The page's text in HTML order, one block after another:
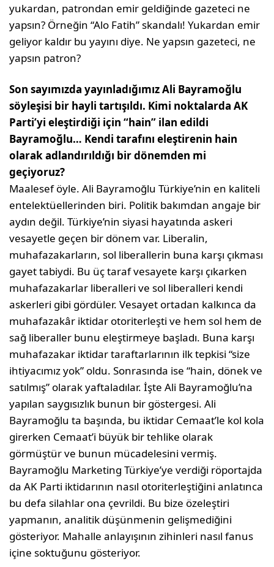
yukardan, patrondan emir geldiğinde gazeteci ne
yapsın? Örneğin “Alo Fatih” skandalı! Yukardan emir
geliyor kaldır bu yayını diye. Ne yapsın gazeteci, ne
yapsın patron?
Son sayımızda yayınladığımız Ali Bayramoğlu
söyleşisi bir hayli tartışıldı. Kimi noktalarda AK
Parti’yi eleştirdiği için “hain” ilan edildi
Bayramoğlu… Kendi tarafını eleştirenin hain
olarak adlandırıldığı bir dönemden mi
geçiyoruz?
Maalesef öyle. Ali Bayramoğlu Türkiye’nin en kaliteli
entelektüellerinden biri. Politik bakımdan angaje bir
aydın değil. Türkiye’nin siyasi hayatında askeri
vesayetle geçen bir dönem var. Liberalin,
muhafazakarların, sol liberallerin buna karşı çıkması
gayet tabiydi. Bu üç taraf vesayete karşı çıkarken
muhafazakarlar liberalleri ve sol liberalleri kendi
askerleri gibi gördüler. Vesayet ortadan kalkınca da
muhafazakâr iktidar otoriterleşti ve hem sol hem de
sağ liberaller bunu eleştirmeye başladı. Buna karşı
muhafazakar iktidar taraftarlarının ilk tepkisi “size
ihtiyacımız yok” oldu. Sonrasında ise “hain, dönek ve
satılmış” olarak yaftaladılar. İşte Ali Bayramoğlu’na
yapılan saygısızlık bunun bir göstergesi. Ali
Bayramoğlu ta başında, bu iktidar Cemaat’le kol kola
girerken Cemaat’i büyük bir tehlike olarak
görmüştür ve bunun mücadelesini vermiş.
Bayramoğlu Marketing Türkiye’ye verdiği röportajda
da AK Parti iktidarının nasıl otoriterleştiğini anlatınca
bu defa silahlar ona çevrildi. Bu bize özeleştiri
yapmanın, analitik düşünmenin gelişmediğini
gösteriyor. Mahalle anlayışının zihinleri nasıl fanus
içine soktuğunu gösteriyor.